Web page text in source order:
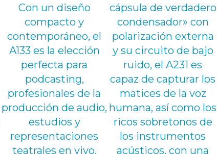
i
n
á
m
i
c
o
h
Con un diseño
compacto y
contemporáneo, el
A133 es la elección
perfecta para
podcasting,
profesionales de la
producción de audio,
estudios y
representaciones
teatrales en vivo.
cápsula de verdadero
condensador» con
polarización externa
y su circuito de bajo
ruido, el A231 es
capaz de capturar los
matices de la voz
humana, así como los
ricos sobretonos de
los instrumentos
acústicos, con una